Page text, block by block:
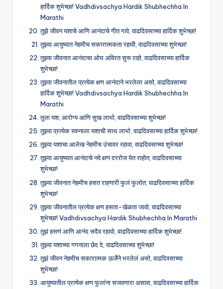
हार्दिक शुभेच्छा! Vadhdivsachya Hardik Shubhechha In
Marathi
तुझे जीवन यशाचे आणि आनंदाचे गीत गावे, वाढदिवसाच्या हार्दिक शुभेच्छा!
तुझ्या आयुष्यात नेहमीच सकारात्मकता रहावी, वाढदिवसाच्या शुभेच्छा!
तुझ्या जीवनात आनंदाचा ओघ अविरत सुरू राहो, वाढदिवसाच्या हार्दिक
शुभेच्छा!
तुझ्या जीवनातील प्रत्येक क्षण आनंदाने भरलेला असो, वाढदिवसाच्या
हार्दिक शुभेच्छा! Vadhdivsachya Hardik Shubhechha In
Marathi
तुला यश, आरोग्य आणि सुख लाभो, वाढदिवसाच्या शुभेच्छा!
तुझ्या प्रत्येक स्वप्नाला यशाची साथ लाभो, वाढदिवसाच्या हार्दिक शुभेच्छा!
तुझ्या यशाचा आलेख नेहमीच उंचावर रहावा, वाढदिवसाच्या शुभेच्छा!
तुझ्या आयुष्यात आनंदाचे नवे क्षण दररोज येत राहोत, वाढदिवसाच्या
शुभेच्छा!
तुझ्या जीवनात नेहमीच हसत राहणारी फुलं फुलोत, वाढदिवसाच्या हार्दिक
शुभेच्छा!
तुझ्या जीवनातील प्रत्येक क्षण हसता-खेळता जावो, वाढदिवसाच्या
शुभेच्छा! Vadhdivsachya Hardik Shubhechha In Marathi
तुझं हसणं आणि आनंद सदैव रहावो, वाढदिवसाच्या हार्दिक शुभेच्छा!
तुझ्या यशाच्या गगनाला छेद दे, वाढदिवसाच्या शुभेच्छा!
तुझं जीवन नेहमीच सकारात्मक ऊर्जेने भरलेलं असो, वाढदिवसाच्या
शुभेच्छा!
आयुष्यातील प्रत्येक क्षण फुलांना सजवणारा असावा, वाढदिवसाच्या हार्दिक